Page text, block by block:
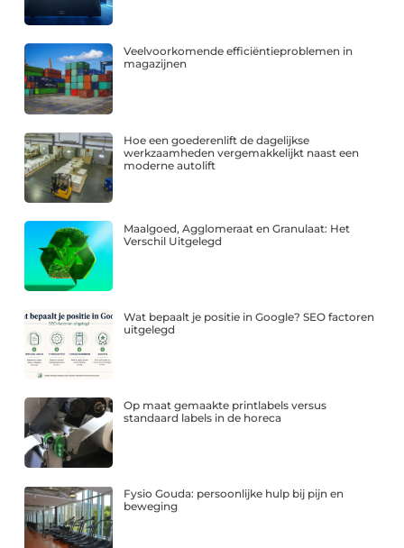
Veelvoorkomende efficiëntieproblemen in
magazijnen
Hoe een goederenlift de dagelijkse
werkzaamheden vergemakkelijkt naast een
moderne autolift
Maalgoed, Agglomeraat en Granulaat: Het
Verschil Uitgelegd
Wat bepaalt je positie in Google? SEO factoren
uitgelegd
Op maat gemaakte printlabels versus
standaard labels in de horeca
Fysio Gouda: persoonlijke hulp bij pijn en
beweging